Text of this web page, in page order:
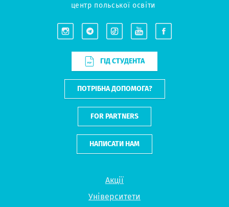
Акції
Університети
центр польської освіти
ГІД СТУДЕНТА
ПОТРІБНА ДОПОМОГА?
FOR PARTNERS
НАПИСАТИ НАМ